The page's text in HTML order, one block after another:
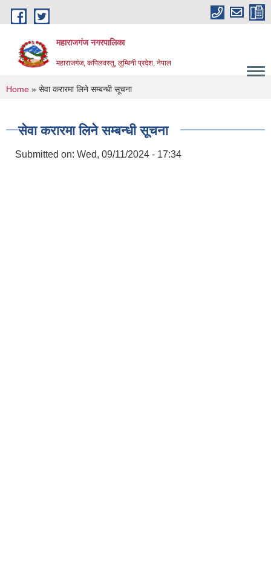
Skip to main content
महाराजगंज नगरपालिका
महाराजगंज, कपिलवस्तु, लुम्बिनी प्रदेश, नेपाल
You are here
Home » सेवा करारमा लिने सम्बन्धी सूचना
सेवा करारमा लिने सम्बन्धी सूचना
Submitted on: Wed, 09/11/2024 - 17:34